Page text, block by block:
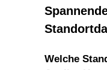
Welche